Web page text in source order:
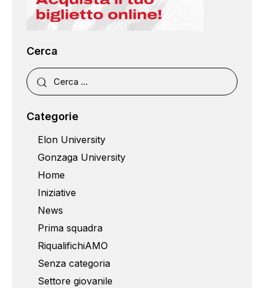
Cerca
Categorie
Elon University
Gonzaga University
Home
Iniziative
News
Prima squadra
RiqualifichiAMO
Senza categoria
Settore giovanile